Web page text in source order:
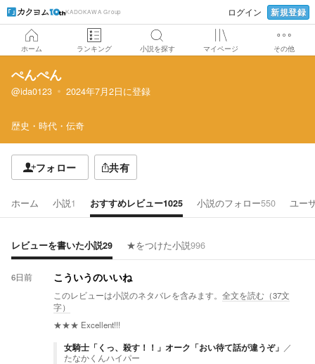
KADOKAWA Group ログイン 新規登録
ホーム ランキング 小説を探す マイページ その他
ぺんぺん
@ida0123 2024年7月2日に登録
歴史・時代・伝奇
フォロー 共有
ホーム 小説1 おすすめレビュー1025 小説のフォロー550 ユー
レビューを書いた小説29 ★をつけた小説996
6日前 こういうのいいね
このレビューは小説のネタバレを含みます。 全文を読む（37文
字）
★★★ Excellent!!!
女騎士「くっ、殺す！！」オーク「おい待て話が違うぞ」 ／
たなかくんハイパー